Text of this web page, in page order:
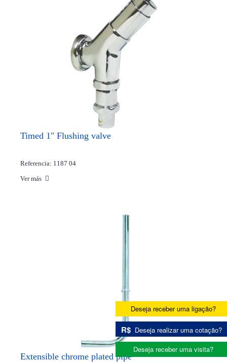
Timed 1" Flushing valve
Referencia: 1187 04
Ver más
Extensible chrome plated pipe*
Deseja receber uma ligação?
R$ Deseja realizar uma cotação?
Deseja receber uma visita?